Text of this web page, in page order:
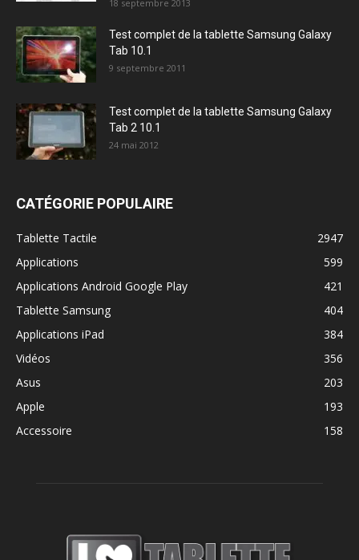
18 septembre 2013
Test complet de la tablette Samsung Galaxy
Tab 10.1
9 septembre 2011
Test complet de la tablette Samsung Galaxy
Tab 2 10.1
24 mai 2012
CATÉGORIE POPULAIRE
Tablette Tactile
2947
Applications
599
Applications Android Google Play
421
Tablette Samsung
404
Applications iPad
384
Vidéos
356
Asus
203
Apple
193
Accessoire
158